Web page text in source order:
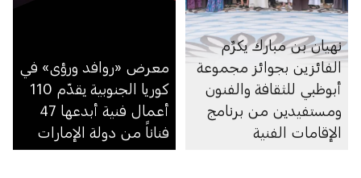
نهيان بن مبارك يكرِّم
الفائزين بجوائز مجموعة
أبوظبي للثقافة والفنون
ومستفيدين من برنامج
الإقامات الفنية
معرض «روافد ورؤى» في
كوريا الجنوبية يقدّم 110
أعمال فنية أبدعها 47
فناناً من دولة الإمارات